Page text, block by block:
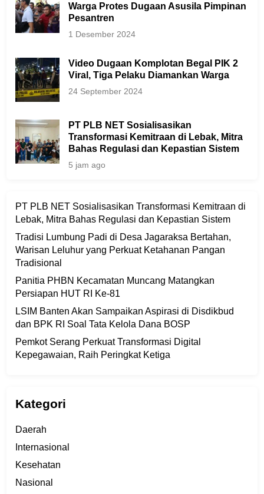
Warga Protes Dugaan Asusila Pimpinan
Pesantren
1 Desember 2024
Video Dugaan Komplotan Begal PIK 2
Viral, Tiga Pelaku Diamankan Warga
24 September 2024
PT PLB NET Sosialisasikan
Transformasi Kemitraan di Lebak, Mitra
Bahas Regulasi dan Kepastian Sistem
5 jam ago
PT PLB NET Sosialisasikan Transformasi Kemitraan di
Lebak, Mitra Bahas Regulasi dan Kepastian Sistem
Tradisi Lumbung Padi di Desa Jagaraksa Bertahan,
Warisan Leluhur yang Perkuat Ketahanan Pangan
Tradisional
Panitia PHBN Kecamatan Muncang Matangkan
Persiapan HUT RI Ke-81
LSIM Banten Akan Sampaikan Aspirasi di Disdikbud
dan BPK RI Soal Tata Kelola Dana BOSP
Pemkot Serang Perkuat Transformasi Digital
Kepegawaian, Raih Peringkat Ketiga
Kategori
Daerah
Internasional
Kesehatan
Nasional